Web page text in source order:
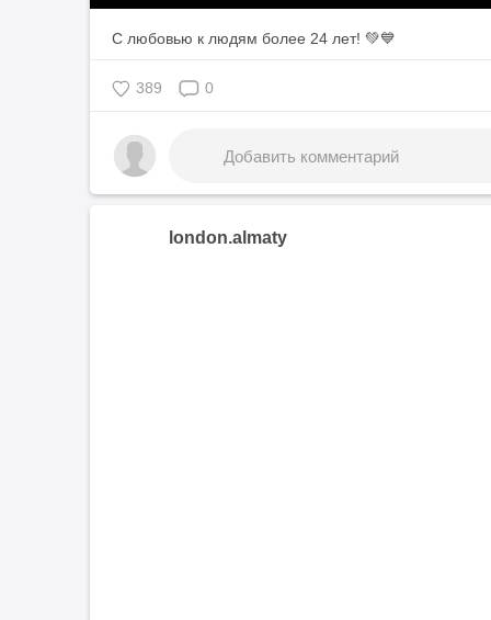
389 0
london.almaty